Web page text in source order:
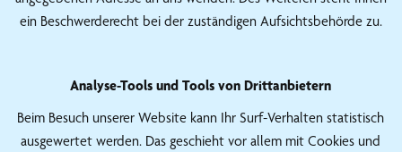
ein Beschwerderecht bei der zuständigen Aufsichtsbehörde zu.
Analyse-Tools und Tools von Drittanbietern
Beim Besuch unserer Website kann Ihr Surf-Verhalten statistisch
ausgewertet werden. Das geschieht vor allem mit Cookies und